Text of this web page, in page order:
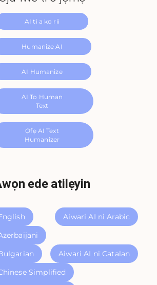
AI ti a ko rii
Humanize AI
AI Humanize
AI To Human
Text
Ọfẹ AI Text
Humanizer
ede atilẹyin
Aiwari AI ni Arabic
Aiwari AI ni Catalan
Simplified